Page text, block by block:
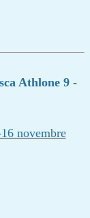
Athlone 9 -